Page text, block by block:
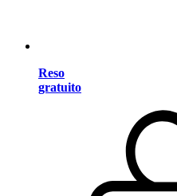
Reso
gratuito